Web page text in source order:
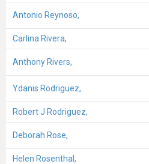
Antonio Reynoso,
Carlina Rivera,
Anthony Rivers,
Ydanis Rodriguez,
Robert J Rodriguez,
Deborah Rose,
Helen Rosenthal,